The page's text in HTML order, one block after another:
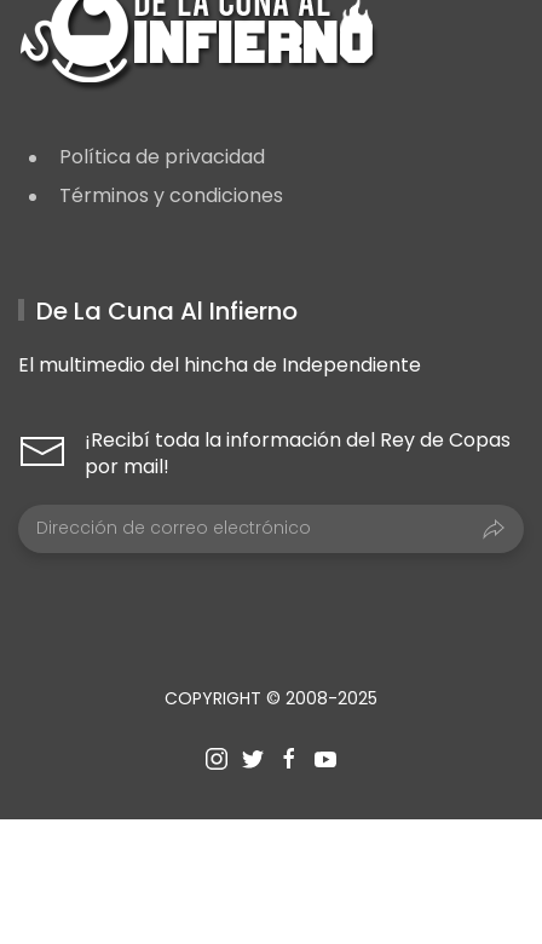
Política de privacidad
Términos y condiciones
De La Cuna Al Infierno
El multimedio del hincha de Independiente
¡Recibí toda la información del Rey de Copas
por mail!
COPYRIGHT © 2008-2025